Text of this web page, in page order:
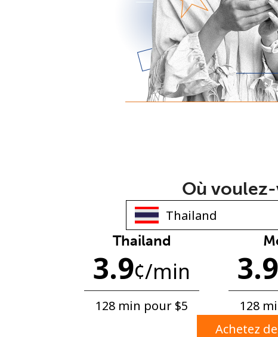
Où
Thailand
3.9¢/min
128 min pour ⁦$5⁩
3.9
128
Achetez